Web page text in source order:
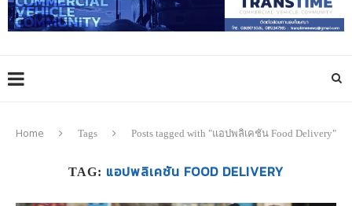
Home Tags Posts tagged with "แอปพลิเคชัน Food Delivery"
TAG: แอปพลิเคชัน FOOD DELIVERY